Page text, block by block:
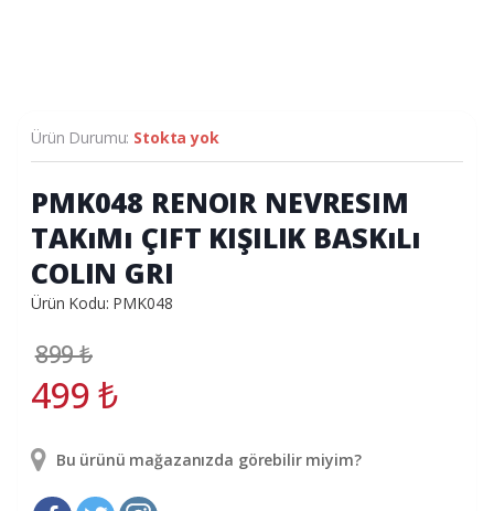
Ürün Durumu: Stokta yok
PMK048 RENOIR NEVRESIM
TAKıMı ÇIFT KIŞILIK BASKıLı
COLIN GRI
Ürün Kodu: PMK048
899₺
499₺
Bu ürünü mağazanızda görebilir miyim?